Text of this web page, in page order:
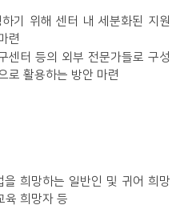
기 위해 센터 내 세분화된 지원
련
센터 등의 외부 전문가들로 구성
로 활용하는 방안 마련
희망하는 일반인 및 귀어 희망
육 희망자 등